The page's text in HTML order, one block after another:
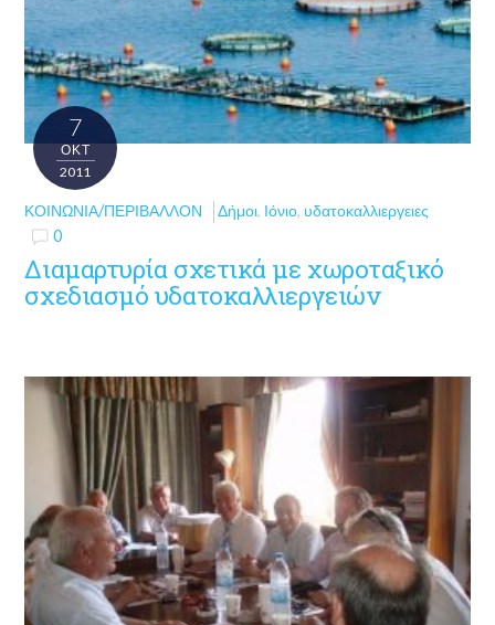
7
ΟΚΤ
2011
ΚΟΙΝΩΝΊΑ/ΠΕΡΙΒΆΛΛΟΝ Δήμοι, Ιόνιο, υδατοκαλλιεργειες
0
Διαμαρτυρία σχετικά με χωροταξικό
σχεδιασμό υδατοκαλλιεργειών